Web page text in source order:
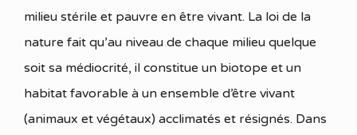
milieu stérile et pauvre en être vivant. La loi de la
nature fait qu’au niveau de chaque milieu quelque
soit sa médiocrité, il constitue un biotope et un
habitat favorable à un ensemble d’être vivant
(animaux et végétaux) acclimatés et résignés. Dans